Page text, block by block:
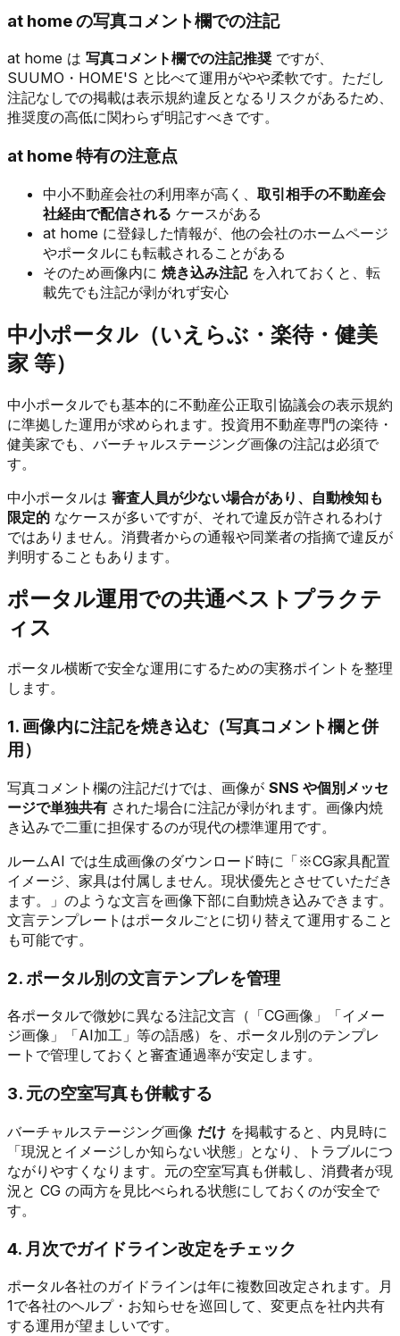
at home の写真コメント欄での注記
at home は 写真コメント欄での注記推奨 ですが、
SUUMO・HOME'S と比べて運用がやや柔軟です。ただし
注記なしでの掲載は表示規約違反となるリスクがあるため、
推奨度の高低に関わらず明記すべきです。
at home 特有の注意点
中小不動産会社の利用率が高く、 取引相手の不動産会
社経由で配信される ケースがある
at home に登録した情報が、他の会社のホームページ
やポータルにも転載されることがある
そのため画像内に 焼き込み注記を入れておくと、転
載先でも注記が剥がれず安心
中小ポータル（いえらぶ・楽待・健美
家 等）
中小ポータルでも基本的に不動産公正取引協議会の表示規約
に準拠した運用が求められます。投資用不動産専門の楽待・
健美家でも、バーチャルステージング画像の注記は必須で
す。
中小ポータルは 審査人員が少ない場合があり、自動検知も
限定的 なケースが多いですが、それで違反が許されるわけ
ではありません。消費者からの通報や同業者の指摘で違反が
判明することもあります。
ポータル運用での共通ベストプラクテ
ィス
ポータル横断で安全な運用にするための実務ポイントを整理
します。
1. 画像内に注記を焼き込む（写真コメント欄と併
用）
写真コメント欄の注記だけでは、画像が SNS や個別メッセ
ージで単独共有 された場合に注記が剥がれます。画像内焼
き込みで二重に担保するのが現代の標準運用です。
ルームAI では生成画像のダウンロード時に「※CG家具配置
イメージ、家具は付属しません。現状優先とさせていただき
ます。」のような文言を画像下部に自動焼き込みできます。
文言テンプレートはポータルごとに切り替えて運用すること
も可能です。
2. ポータル別の文言テンプレを管理
各ポータルで微妙に異なる注記文言（「CG画像」「イメー
ジ画像」「AI加工」等の語感）を、ポータル別のテンプレ
ートで管理しておくと審査通過率が安定します。
3. 元の空室写真も併載する
バーチャルステージング画像 だけ を掲載すると、内見時に
「現況とイメージしか知らない状態」となり、トラブルにつ
ながりやすくなります。元の空室写真も併載し、消費者が現
況と CG の両方を見比べられる状態にしておくのが安全で
す。
4. 月次でガイドライン改定をチェック
ポータル各社のガイドラインは年に複数回改定されます。月
1で各社のヘルプ・お知らせを巡回して、変更点を社内共有
する運用が望ましいです。